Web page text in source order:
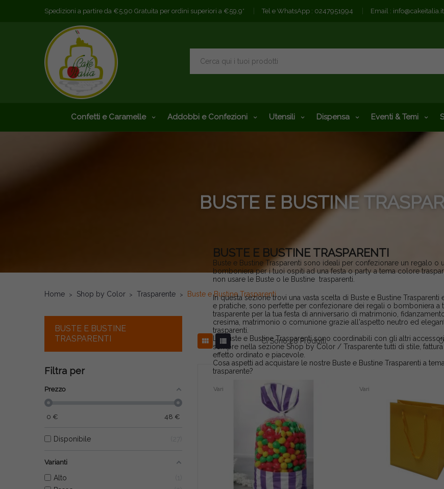
Spedizioni a partire da €5,90 Gratuita per ordini superiori a €59,9* Tel e WhatsApp : 0247951994 Email : info@cakeitalia.it
Confetti e Caramelle Addobbi e Confezioni Utensili Dispensa Eventi & Temi
BUSTE E BUSTINE
Home Shop by Color Trasparente Buste e Bustine Trasparenti
BUSTE E BUSTINE
TRASPARENTI
Filtra per
Prezzo
0 € 48 €
Disponibile
Varianti
Alto
BUSTE E BUSTINE TRASPARENTI
Buste e Bustine Trasparenti sono ideali per confezionare un regalo o
bomboniera per i tuoi ospiti ad una festa o party a tema colore
non usare le Buste o le Bustine trasparenti.
In questa sezione trovi una vasta scelta di Buste e Bustine Trasparenti
e pratiche, sono perfette per confezionare dei regali o bomboniera a
trasparente per la tua festa di anniversario di matrimonio,
cresima, matrimonio o comunione grazie all'aspetto neutro ed
trasparenti.
Le Buste e Bustine Trasparenti sono coordinabili con gli altri
sempre nella sezione Shop by Color / Trasparente tutti di stile, fattura
effetto ordinato e piacevole.
Cosa aspetti ad acquistare le nostre Buste e Bustine Trasparenti a
trasparente?
  Ci Sono 28 Prodotti.
Vari Vari